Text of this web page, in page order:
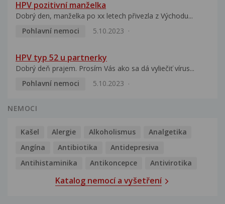
HPV pozitivní manželka
Dobrý den, manželka po xx letech přivezla z Východu...
Pohlavní nemoci
5.10.2023
HPV typ 52 u partnerky
Dobrý deň prajem. Prosím Vás ako sa dá vyliečiť vírus...
Pohlavní nemoci
5.10.2023
NEMOCI
Kašel Alergie Alkoholismus
Analgetika
Angína
Antibiotika
Antidepresiva
Antihistaminika
Antikoncepce Antivirotika
Katalog nemocí a vyšetření